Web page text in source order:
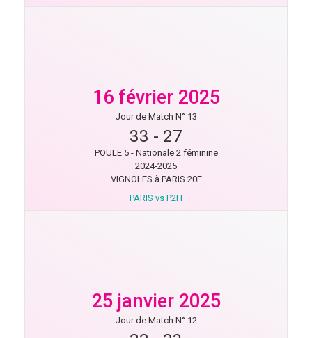
16 février 2025
Jour de Match N° 13
33 - 27
POULE 5 - Nationale 2 féminine
2024-2025
VIGNOLES à PARIS 20E
PARIS vs P2H
25 janvier 2025
Jour de Match N° 12